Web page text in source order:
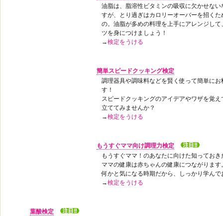
油脂は、脂溶性ビタミンの吸収に欠かせな
すが、とり過ぎはカロリーオーバーを招く
の。油脂が多めの料理を上手にアレンジし
ツを身につけましょう！
→検定をうける
簡単スピードクッキング検定
調理器具や調味料などを賢く使って簡単に
す！
スピードクッキングのアイデアやワザを覚
立ててみませんか？
→検定をうける
もうすぐママ向け調理力検定
もうすぐママ！のあなたに向けた知ってお
ママの健康は赤ちゃんの健康につながります
何かと気になる時期だから、しっかり学んで
→検定をうける
葉酸検定